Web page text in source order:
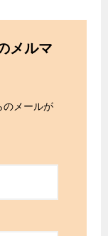
メルマ
のメールが